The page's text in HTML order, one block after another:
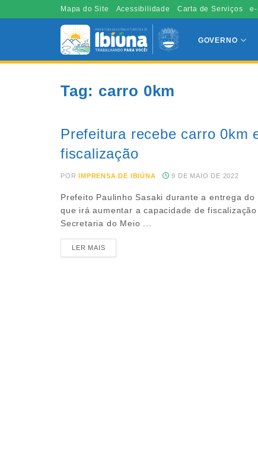
Mapa do Site Acessibilidade Carta de Serviços
GOVERNO
Tag: carro 0km
Prefeitura recebe carro 0km
fiscalização
POR IMPRENSA DE IBIÚNA 9 DE MAIO DE 2022
Prefeito Paulinho Sasaki durante a entrega do
que irá aumentar a capacidade de fiscalização
Secretaria do Meio ...
LER MAIS